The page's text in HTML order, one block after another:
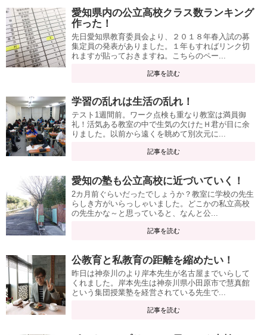
愛知県内の公立高校クラス数ランキング
作った！
先日愛知県教育委員会より、２０１８年春入試の募
集定員の発表がありました。１年もすればリンク切
れますが貼っておきますね。こちらのペー...
記事を読む
学習の乱れは生活の乱れ！
テスト1週間前。ワーク点検も重なり教室は満員御
礼！活気ある教室の中で生気の欠けたＨ君が目に余
りました。以前から遠くを眺めて別次元に...
記事を読む
愛知の塾も公立高校に近づいていく！
2カ月前ぐらいだったでしょうか？教室に学校の先生
らしき方がいらっしゃいました。どこかの私立高校
の先生かな～と思っていると、なんと公...
記事を読む
公教育と私教育の距離を縮めたい！
昨日は神奈川のより岸本先生が名古屋までいらして
くれました。岸本先生は神奈川県小田原市で慧真館
という集団授業塾を経営されている先生で...
記事を読む